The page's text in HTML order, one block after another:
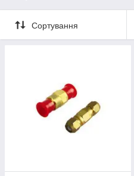
Сортування